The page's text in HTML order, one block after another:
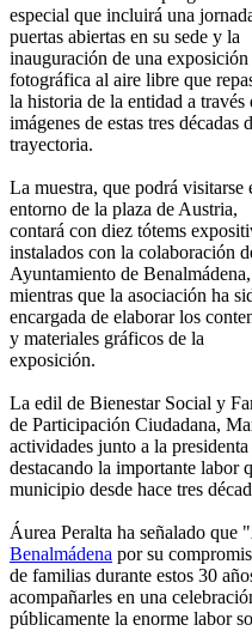
especial que incluirá una
puertas abiertas en su sede y la
inauguración de una exposición
fotográfica al aire libre que
la historia de la entidad a través
imágenes de estas tres décadas
trayectoria.
La muestra, que podrá visitarse
entorno de la plaza de Austria,
contará con diez tótems
instalados con la colaboración
Ayuntamiento de Benalmádena,
mientras que la asociación ha
encargada de elaborar los
y materiales gráficos de la
exposición.
La edil de Bienestar Social y
de Participación Ciudadana,
actividades junto a la
destacando la importante labor
municipio desde hace tres
Áurea Peralta ha señalado que
Benalmádena por su
de familias durante estos 30
acompañarles en una
públicamente la enorme labor